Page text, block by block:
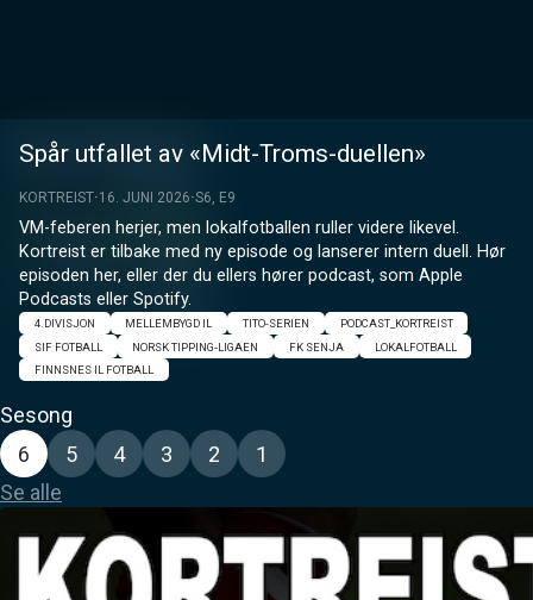
Spår utfallet av «Midt-Troms-duellen»
KORTREIST 16. JUNI 2026 S6, E9
VM-feberen herjer, men lokalfotballen ruller videre likevel.
Kortreist er tilbake med ny episode og lanserer intern duell. Hør
episoden her, eller der du ellers hører podcast, som Apple
Podcasts eller Spotify.
4.DIVISJON MELLEMBYGD IL TITO-SERIEN
PODCAST_KORTREIST
SIF FOTBALL
NORSK TIPPING-LIGAEN FK SENJA
LOKALFOTBALL
FINNSNES IL FOTBALL
Sesong
6
5 4 3 2
1
Se alle